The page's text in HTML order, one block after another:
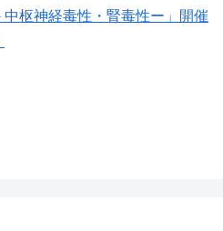
枢神経毒性・腎毒性ー」開催